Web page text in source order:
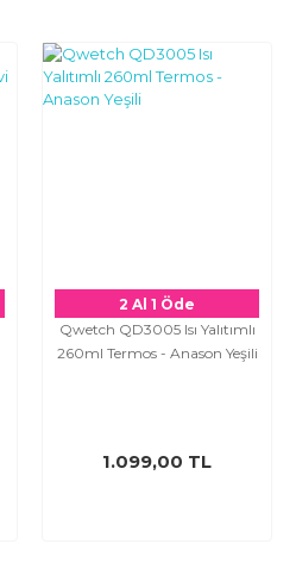
2 Al 1 Öde
Qwetch QD3005 Isı Yalıtımlı
260ml Termos - Anason Yeşili
1.099,00 TL